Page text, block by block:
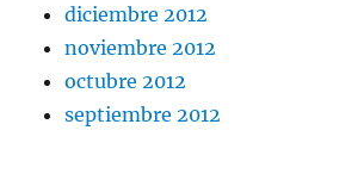
diciembre 2012
noviembre 2012
octubre 2012
septiembre 2012